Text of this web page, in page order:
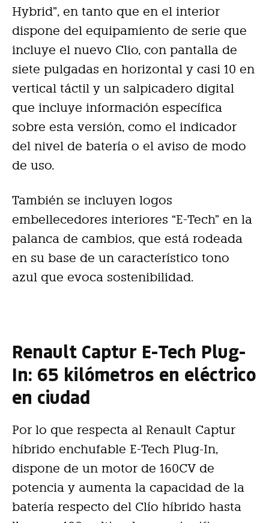
Hybrid”, en tanto que en el interior
dispone del equipamiento de serie que
incluye el nuevo Clio, con pantalla de
siete pulgadas en horizontal y casi 10 en
vertical táctil y un salpicadero digital
que incluye información específica
sobre esta versión, como el indicador
del nivel de batería o el aviso de modo
de uso.
También se incluyen logos
embellecedores interiores “E-Tech” en la
palanca de cambios, que está rodeada
en su base de un característico tono
azul que evoca sostenibilidad.
Renault Captur E-Tech Plug-
In: 65 kilómetros en eléctrico
en ciudad
Por lo que respecta al Renault Captur
híbrido enchufable E-Tech Plug-In,
dispone de un motor de 160CV de
potencia y aumenta la capacidad de la
batería respecto del Clío híbrido hasta